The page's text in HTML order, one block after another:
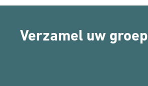
Verzamel uw groep